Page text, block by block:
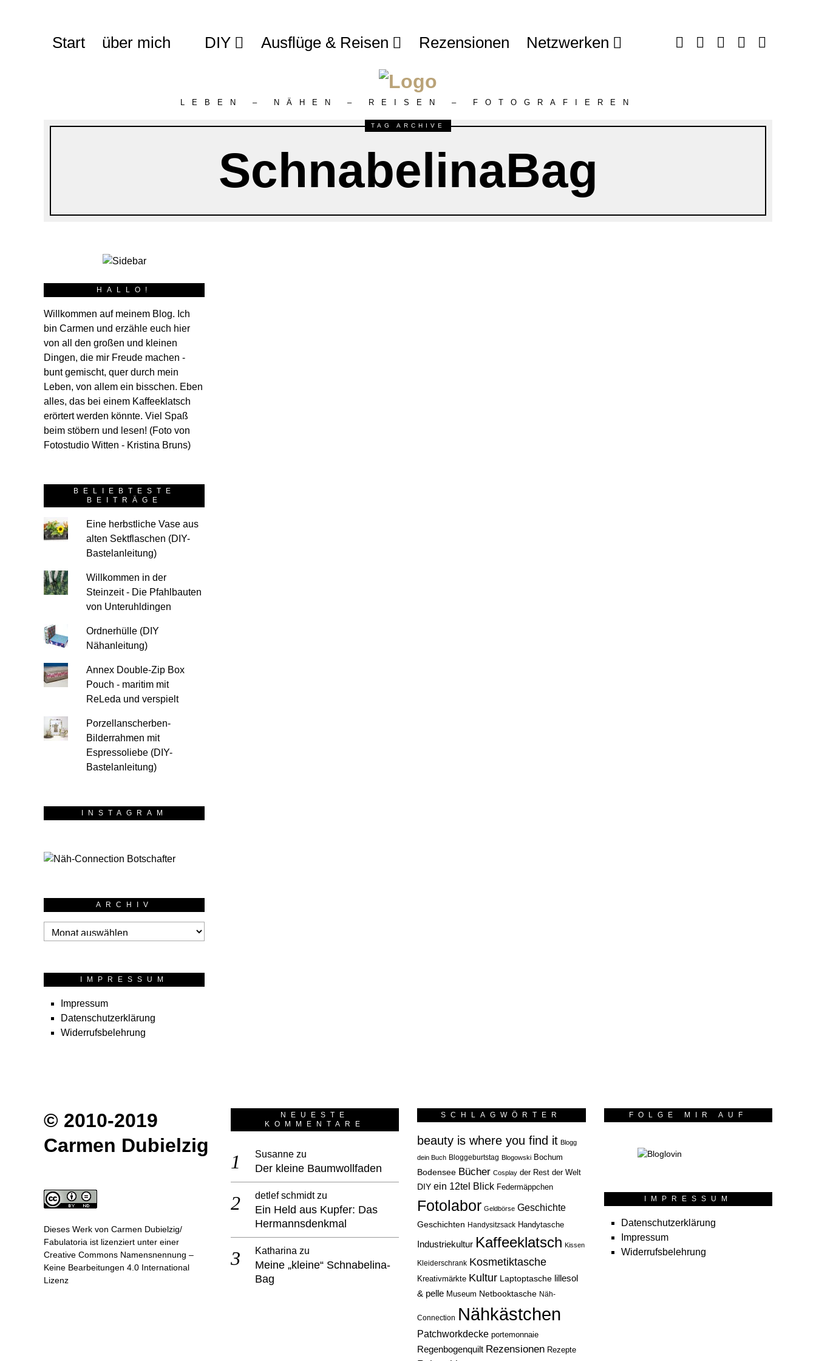
Start über mich DIY Ausflüge & Reisen Rezensionen Netzwerken
LEBEN – NÄHEN – REISEN – FOTOGRAFIEREN
TAG ARCHIVE
SchnabelinaBag
HALLO!
Willkommen auf meinem Blog. Ich
bin Carmen und erzähle euch hier
von all den großen und kleinen
Dingen, die mir Freude machen -
bunt gemischt, quer durch mein
Leben, von allem ein bisschen. Eben
alles, das bei einem Kaffeeklatsch
erörtert werden könnte. Viel Spaß
beim stöbern und lesen! (Foto von
Fotostudio Witten - Kristina Bruns)
BELIEBTESTE
BEITRÄGE
Eine herbstliche Vase aus
alten Sektflaschen (DIY-
Bastelanleitung)
Willkommen in der
Steinzeit - Die Pfahlbauten
von Unteruhldingen
Ordnerhülle (DIY
Nähanleitung)
Annex Double-Zip Box
Pouch - maritim mit
ReLeda und verspielt
Porzellanscherben-
Bilderrahmen mit
Espressoliebe (DIY-
Bastelanleitung)
INSTAGRAM
ARCHIV
Archiv
IMPRESSUM
Impressum
Datenschutzerklärung
Widerrufsbelehrung
© 2010-2019
Carmen Dubielzig
Dieses Werk von Carmen Dubielzig/
Fabulatoria ist lizenziert unter einer
Creative Commons Namensnennung –
Keine Bearbeitungen 4.0 International
Lizenz
NEUESTE
KOMMENTARE
Susannezu
Der kleine Baumwollfaden
detlef schmidtzu
Ein Held aus Kupfer: Das
Hermannsdenkmal
Katharina zu
Meine „kleine“ Schnabelina-
Bag
SCHLAGWÖRTER
beauty is where you find it Blogg
dein Buch Bloggeburtstag Blogowski Bochum
Bodensee Bücher Cosplay der Rest der Welt
DIY ein 12tel Blick Federmäppchen
Fotolabor Geldbörse Geschichte
Geschichten Handysitzsack Handytasche
Industriekultur Kaffeeklatsch Kissen
Kleiderschrank Kosmetiktasche
Kreativmärkte Kultur Laptoptasche lillesol
& pelle Museum Netbooktasche Näh-
Connection Nähkästchen
Patchworkdecke portemonnaie
Regenbogenquilt Rezensionen Rezepte
FOLGE MIR AUF
IMPRESSUM
Datenschutzerklärung
Impressum
Widerrufsbelehrung